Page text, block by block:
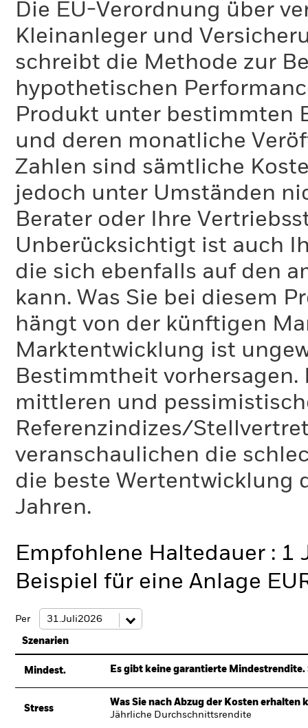
Die EU-Verordnung über
Kleinanleger und
schreibt die Methode zur
hypothetischen
Produkt unter bestimmten
und deren monatliche
Zahlen sind sämtliche
jedoch unter Umständen
Berater oder Ihre
Unberücksichtigt ist auch
die sich ebenfalls auf den
kann. Was Sie bei diesem
hängt von der künftigen
Marktentwicklung ist
Bestimmtheit
mittleren und
Referenzindizes/
veranschaulichen die
die beste Wertentwicklung
Jahren.
Empfohlene Haltedauer : 1
Beispiel für eine Anlage
Per
Szenarien
Mindest. Es gibt keine garantierte
Stress
Was Sie nach Abzug der Kosten erhalten
Jährliche Durchschnittsrendite